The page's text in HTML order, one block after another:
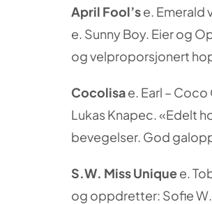
April Fool’se. Emerald
e. Sunny Boy. Eier og
og velproporsjonert
Cocolisae. Earl –
Lukas Knapec. «Edelt
bevegelser. God
S.W. Miss Uniquee.
og oppdretter: Sofie